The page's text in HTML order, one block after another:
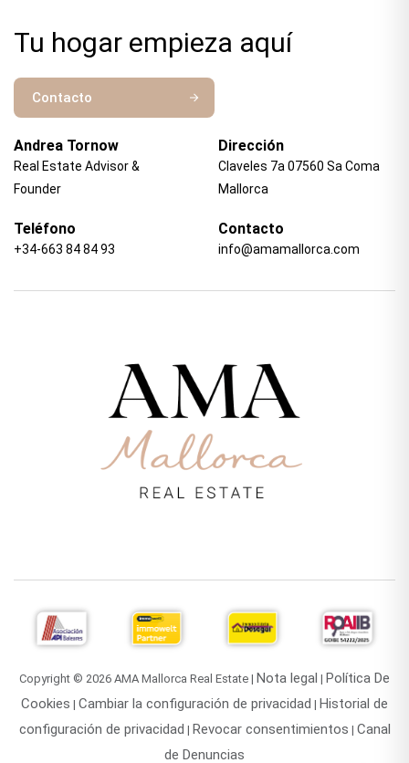
Tu hogar empieza aquí
Contacto
Andrea Tornow
Real Estate Advisor &
Founder
Dirección
Claveles 7a 07560 Sa Coma
Mallorca
Teléfono
+34-663 84 84 93
Contacto
info@amamallorca.com
Copyright © 2026 AMA Mallorca Real Estate | Nota legal | Política De
Cookies | Cambiar la configuración de privacidad | Historial de
configuración de privacidad | Revocar consentimientos | Canal
de Denuncias